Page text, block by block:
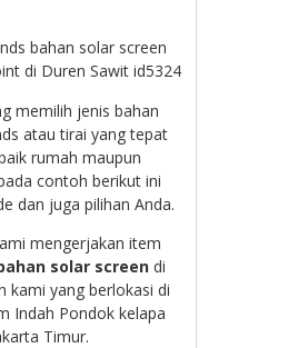
bahan solar screen
di Duren Sawit id5324
memilih jenis bahan
atau tirai yang tepat
rumah maupun
contoh berikut ini
dan juga pilihan Anda.
mengerjakan item
solar screen di
kami yang berlokasi di
Indah Pondok kelapa
Timur.